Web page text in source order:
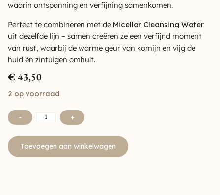
waarin ontspanning en verfijning samenkomen.
Perfect te combineren met de Micellar Cleansing Water
uit dezelfde lijn – samen creëren ze een verfijnd moment
van rust, waarbij de warme geur van komijn en vijg de
huid én zintuigen omhult.
€43,50
2 op voorraad
- +
Toevoegen aan winkelwagen